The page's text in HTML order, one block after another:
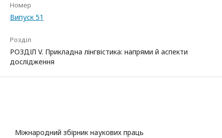
Номер
Випуск 51
Розділ
РОЗДІЛ V. Прикладна лінгвістика: напрями й аспекти
дослідження
Міжнародний збірник наукових праць